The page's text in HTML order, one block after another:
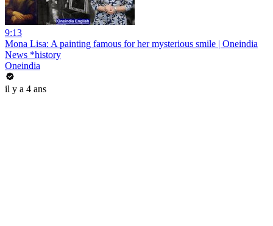
9:13
Mona Lisa: A painting famous for her mysterious smile | Oneindia
News *history
Oneindia
il y a 4 ans